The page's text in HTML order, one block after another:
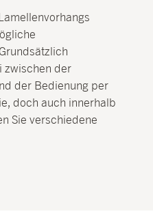
zwischen der
der Bedienung per
doch auch innerhalb
Sie verschiedene